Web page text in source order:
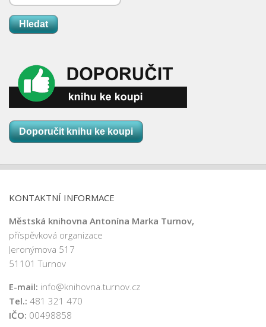
Hledat
Doporučit knihu ke koupi
KONTAKTNÍ INFORMACE
Městská knihovna Antonína Marka Turnov,
příspěvková organizace
Jeronýmova 517
51101 Turnov
E-mail: info@knihovna.turnov.cz
Tel.: 481 321 470
IČO: 00498858